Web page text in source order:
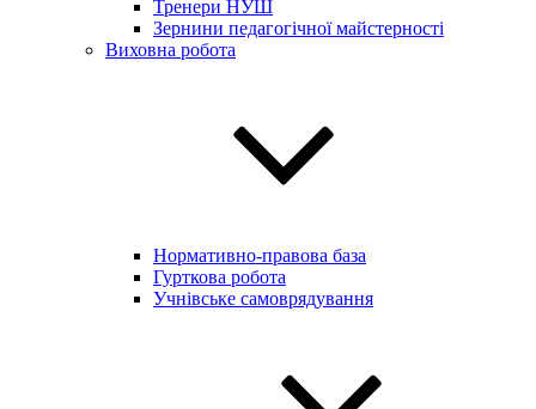
Тренери НУШ
Зернини педагогічної майстерності
Виховна робота
Нормативно-правова база
Гурткова робота
Учнівське самоврядування